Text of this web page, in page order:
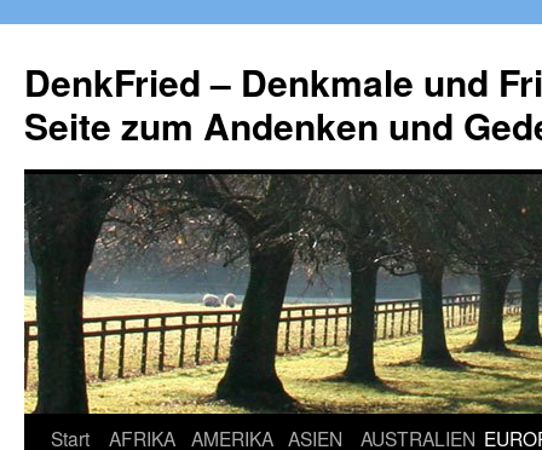
springen
DenkFried – Denkmale und
Seite zum Andenken und
Start AFRIKA AMERIKA ASIEN AUSTRALIEN